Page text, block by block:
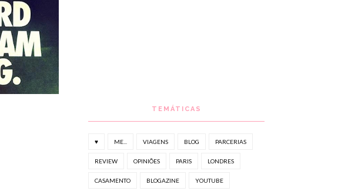
TEMÁTICAS
♥ ME... VIAGENS BLOG PARCERIAS
REVIEW OPINIÕES PARIS LONDRES
CASAMENTO BLOGAZINE YOUTUBE